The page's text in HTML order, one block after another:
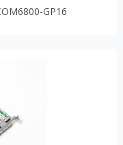
GP16